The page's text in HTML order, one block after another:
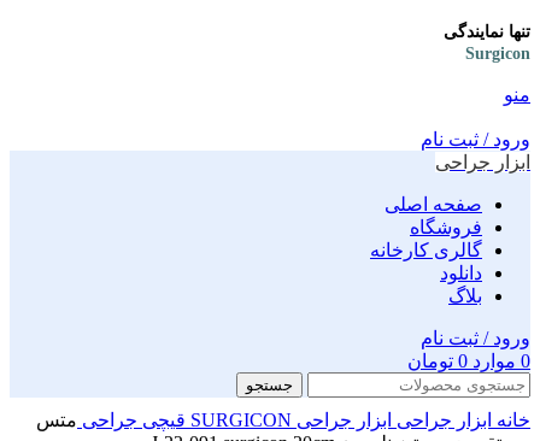
تنها نمایندگی
Surgicon
منو
ورود / ثبت نام
ابزار جراحی
صفحه اصلی
فروشگاه
گالری کارخانه
دانلود
بلاگ
ورود / ثبت نام
0 موارد 0 تومان
جستجو
خانه ابزار جراحی ابزار جراحی SURGICON قیچی جراحی متس